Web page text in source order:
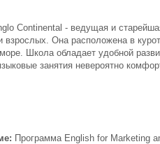
Continental - ведущая и
взрослых. Она расположена в
Школа обладает удобной
занятия невероятно
Программа English for Marketing